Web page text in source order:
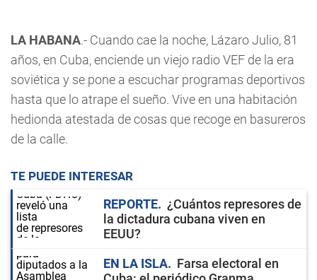
LA HABANA.- Cuando cae la noche, Lázaro Julio, 81
años, en Cuba, enciende un viejo radio VEF de la era
soviética y se pone a escuchar programas deportivos
hasta que lo atrape el sueño. Vive en una habitación
hedionda atestada de cosas que recoge en basureros
de la calle.
TE PUEDE INTERESAR
REPORTE
¿Cuántos represores de
la dictadura cubana viven en
EEUU?
EN LA ISLA
Farsa electoral en